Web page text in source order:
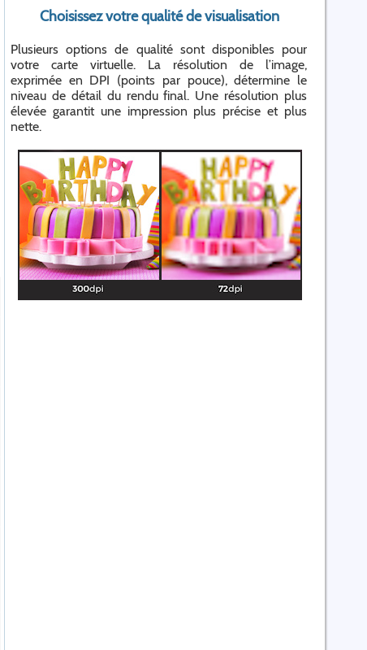
Choisissez votre qualité de visualisation
Plusieurs options de qualité sont disponibles pour
votre carte virtuelle. La résolution de l’image,
exprimée en DPI (points par pouce), détermine le
niveau de détail du rendu final. Une résolution plus
élevée garantit une impression plus précise et plus
nette.